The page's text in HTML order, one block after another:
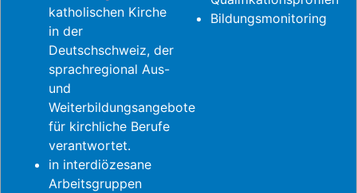
katholischen Kirche
in der
Deutschschweiz, der
sprachregional Aus-
und
Weiterbildungsangebote
für kirchliche Berufe
verantwortet.
in interdiözesane
Arbeitsgruppen
Bildungsmonitoring